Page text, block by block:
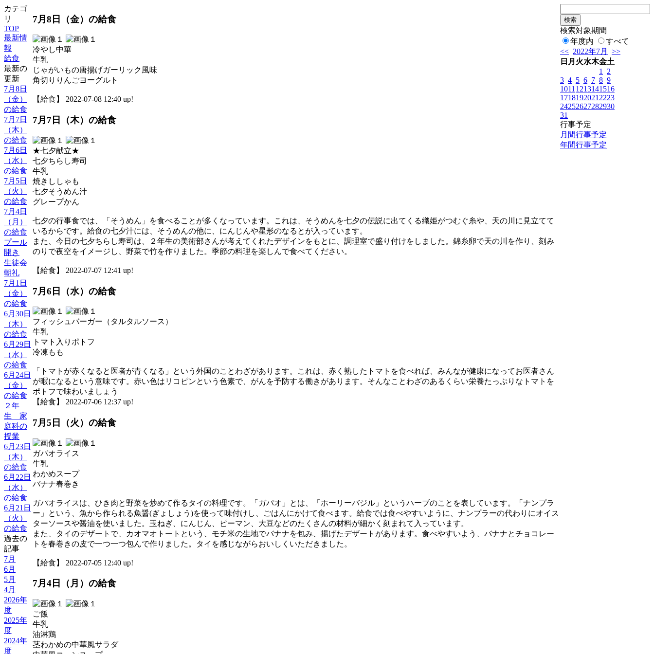
カテゴ
リ
TOP
最新情
報
給食
最新の
更新
7月8日
（金）
の給食
7月7日
（木）
の給食
7月6日
（水）
の給食
7月5日
（火）
の給食
7月4日
（月）
の給食
プール
開き
生徒会
朝礼
7月1日
（金）
の給食
6月30日
（木）
の給食
6月29日
（水）
の給食
6月24日
（金）
の給食
２年
生 家
庭科の
授業
6月23日
（木）
の給食
6月22日
（水）
の給食
6月21日
（火）
の給食
過去の
記事
7月
6月
5月
4月
2026年
度
2025年
度
2024年
度
7月8日（金）の給食
冷やし中華
牛乳
じゃがいもの唐揚げガーリック風味
角切りりんごヨーグルト
【給食】 2022-07-08 12:40 up!
7月7日（木）の給食
★七夕献立★
七夕ちらし寿司
牛乳
焼きししゃも
七夕そうめん汁
グレープかん
七夕の行事食では、「そうめん」を食べることが多くなっています。これは、そうめんを七夕の伝説に出てくる織姫がつむぐ糸や、天の川に見立てて
いるからです。給食の七夕汁には、そうめんの他に、にんじんや星形のなるとが入っています。
また、今日の七夕ちらし寿司は、２年生の美術部さんが考えてくれたデザインをもとに、調理室で盛り付けをしました。錦糸卵で天の川を作り、刻み
のりで夜空をイメージし、野菜で竹を作りました。季節の料理を楽しんで食べてください。
【給食】 2022-07-07 12:41 up!
7月6日（水）の給食
フィッシュバーガー（タルタルソース）
牛乳
トマト入りポトフ
冷凍もも
「トマトが赤くなると医者が青くなる」という外国のことわざがあります。これは、赤く熟したトマトを食べれば、みんなが健康になってお医者さん
が暇になるという意味です。赤い色はリコピンという色素で、がんを予防する働きがあります。そんなことわざのあるくらい栄養たっぷりなトマトを
ポトフで味わいましょう
【給食】 2022-07-06 12:37 up!
7月5日（火）の給食
ガパオライス
牛乳
わかめスープ
バナナ春巻き
ガパオライスは、ひき肉と野菜を炒めて作るタイの料理です。「ガパオ」とは、「ホーリーバジル」というハーブのことを表しています。「ナンプラ
ー」という、魚から作られる魚醤(ぎょしょう)を使って味付けし、ごはんにかけて食べます。給食では食べやすいように、ナンプラーの代わりにオイス
ターソースや醤油を使いました。玉ねぎ、にんじん、ピーマン、大豆などのたくさんの材料が細かく刻まれて入っています。
また、タイのデザートで、カオマオトートという、モチ米の生地でバナナを包み、揚げたデザートがあります。食べやすいよう、バナナとチョコレー
トを春巻きの皮で一つ一つ包んで作りました。タイを感じながらおいしくいただきました。
【給食】 2022-07-05 12:40 up!
7月4日（月）の給食
ご飯
牛乳
油淋鶏
茎わかめの中華風サラダ
検索対象期間
年度内
すべて
<< 2022年7月
>>
日 月 火水木金土
1
2
3 4 5 6 7 8 9
1011 1213141516
1718192021 2223
24252627282930
31
行事予定
月間行事予定
年間行事予定